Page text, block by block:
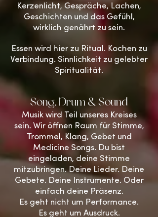
Kerzenlicht, Gespräche, Lachen,
Geschichten und das Gefühl,
wirklich genährt zu sein.
Essen wird hier zu Ritual. Kochen zu
Verbindung. Sinnlichkeit zu gelebter
Spiritualität.
Song, Drum & Sound
Musik wird Teil unseres Kreises
sein. Wir öffnen Raum für Stimme,
Trommel, Klang, Gebet und
Medicine Songs. Du bist
eingeladen, deine Stimme
mitzubringen. Deine Lieder. Deine
Gebete. Deine Instrumente. Oder
einfach deine Präsenz.
Es geht nicht um Performance.
Es geht um Ausdruck.